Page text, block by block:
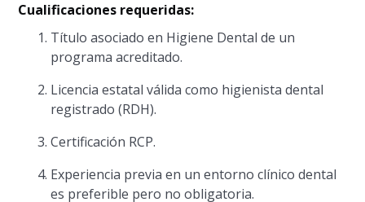
Cualificaciones requeridas:
Título asociado en Higiene Dental de un
programa acreditado.
Licencia estatal válida como higienista dental
registrado (RDH).
Certificación RCP.
Experiencia previa en un entorno clínico dental
es preferible pero no obligatoria.